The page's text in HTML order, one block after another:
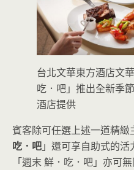
台北文華東方酒店文
吃．吧」推出全新季
酒店提供
賓客除可任選上述一道精緻
吃．吧」還可享自助式的活
「週末 鮮．吃．吧」亦可